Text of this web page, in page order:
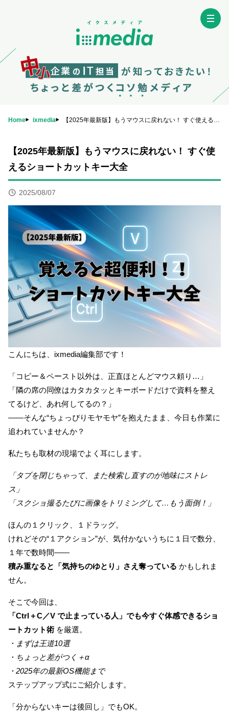
料金 導入事例 資料ダウンロード
お役立ち情報 FAQ オンラインデモ
無料トライアル
お問い合わせ
Home ixmedia 【2025年最新版】もうマウスに戻れない！ すぐ使えるショートカットキー大全
【2025年最新版】もうマウスに戻れない！ すぐ使
えるショートカットキー大全
2025/08/07
こんにちは、ixmedia編集部です！
「コピー＆ペースト以外は、正直ほとんどマウス頼り…」
「隣の席の同僚はカタカタッとキーボードだけで資料を整え
てるけど、あれ何してるの？」
――そんな“ちょっぴりモヤモヤ”を抱えたまま、今日も作業に
追われていませんか？
私たちも取材の現場でよく耳にします。
「タブを閉じちゃって、また検索し直すのが地味にストレ
ス」
「スクショ撮るたびに画像をトリミングして…もう面倒！」
ほんの１クリック、１ドラッグ。
けれどその“１アクション”が、気付かないうちに１日で数分、
１年で数時間――
積み重なると「気持ちのゆとり」さえ奪っている かもしれま
せん。
そこで今回は、
「Ctrl＋C／V で止まっている人」でも今すぐ体感できるショ
ートカット術を厳選。
・まずは王道10選
・ちょっと差がつく＋α
・2025年の最新OS機能まで
ステップアップ式にご紹介します。
「分からないキーは後回し」でもOK。